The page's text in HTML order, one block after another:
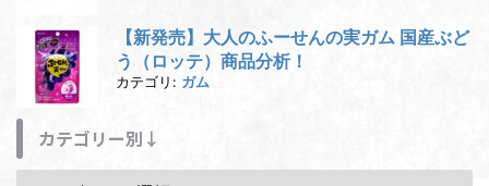
【新発売】大人のふーせんの実ガム 国産ぶど
う（ロッテ）商品分析！
カテゴリ: ガム
カテゴリー別↓